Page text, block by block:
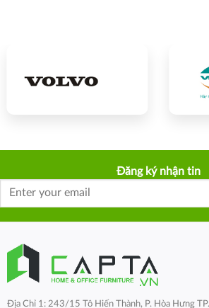
Đăng ký nhận tin
Địa Chỉ 1: 243/15 Tô Hiến Thành, P. Hòa Hưng